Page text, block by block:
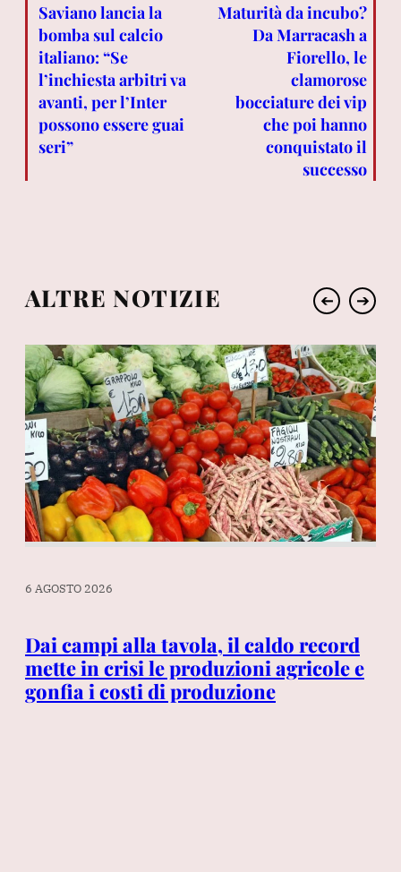
Saviano lancia la
bomba sul calcio
italiano: “Se
l’inchiesta arbitri va
avanti, per l’Inter
possono essere guai
seri”
Maturità da incubo?
Da Marracash a
Fiorello, le
clamorose
bocciature dei vip
che poi hanno
conquistato il
successo
ALTRE NOTIZIE ➔ ➔
6 AGOSTO 2026
Dai campi alla tavola, il caldo record
mette in crisi le produzioni agricole e
gonfia i costi di produzione